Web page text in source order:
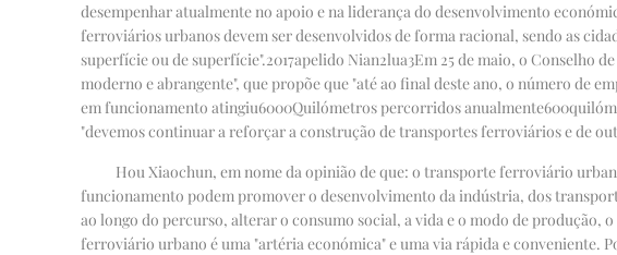
desempenhar atualmente no apoio e na liderança do desenvolvimento
ferroviários urbanos devem ser desenvolvidos de forma racional, sendo as
superfície ou de superfície".2017apelido Nian2lua3Em 25 de maio, o Conselho
moderno e abrangente", que propõe que "até ao final deste ano, o número de
em funcionamento atingiu6000Quilómetros percorridos anualmente600
"devemos continuar a reforçar a construção de transportes ferroviários e de
Hou Xiaochun, em nome da opinião de que: o transporte ferroviário
funcionamento podem promover o desenvolvimento da indústria, dos
ao longo do percurso, alterar o consumo social, a vida e o modo de
ferroviário urbano é uma "artéria económica" e uma via rápida e conveniente.